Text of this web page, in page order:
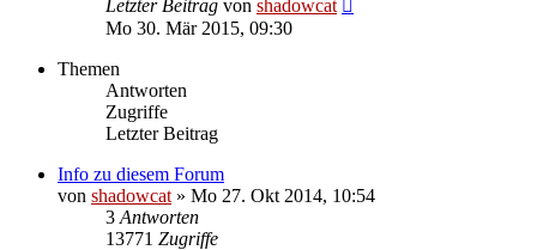
Letzter Beitrag von shadowcat
Mo 30. Mär 2015, 09:30
Themen
Antworten
Zugriffe
Letzter Beitrag
Info zu diesem Forum
von shadowcat » Mo 27. Okt 2014, 10:54
3 Antworten
13771 Zugriffe